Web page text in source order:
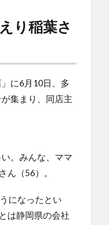
り稲葉さ
に6月10日、多
集まり、同店主
。みんな、ママ
ん（56）。
になったとい
は静岡県の会社